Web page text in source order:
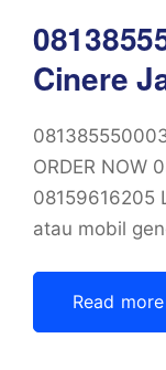
Cinere
ORDER NOW
08159616205
atau mobil
Read more